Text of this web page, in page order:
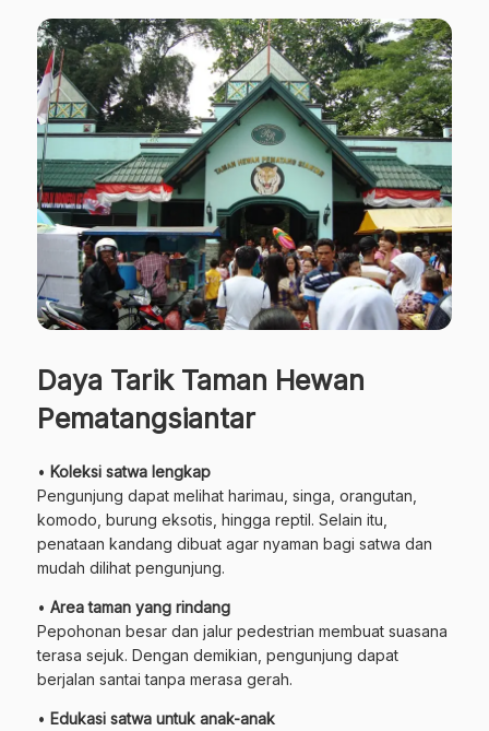
Daya Tarik Taman Hewan
Pematangsiantar
• Koleksi satwa lengkap
Pengunjung dapat melihat harimau, singa, orangutan,
komodo, burung eksotis, hingga reptil. Selain itu,
penataan kandang dibuat agar nyaman bagi satwa dan
mudah dilihat pengunjung.
• Area taman yang rindang
Pepohonan besar dan jalur pedestrian membuat suasana
terasa sejuk. Dengan demikian, pengunjung dapat
berjalan santai tanpa merasa gerah.
• Edukasi satwa untuk anak-anak